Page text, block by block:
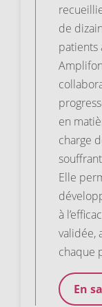
de
patients
en
charge
Elle
à
validée,
chaque
En